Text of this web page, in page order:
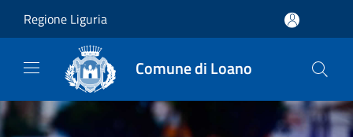
Regione Liguria
Comune di Loano